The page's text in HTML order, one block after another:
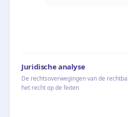
Juridische analyse
De rechtsoverwegingen van de
het recht op de feiten